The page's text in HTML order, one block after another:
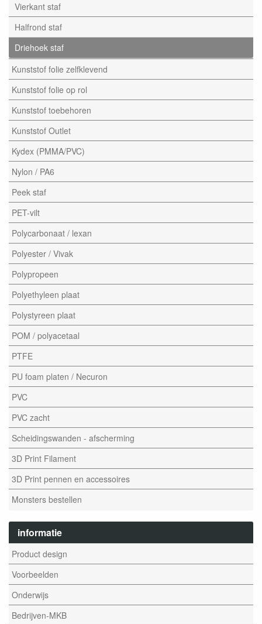
Vierkant staf
Halfrond staf
Driehoek staf
Kunststof folie zelfklevend
Kunststof folie op rol
Kunststof toebehoren
Kunststof Outlet
Kydex (PMMA/PVC)
Nylon / PA6
Peek staf
PET-vilt
Polycarbonaat / lexan
Polyester / Vivak
Polypropeen
Polyethyleen plaat
Polystyreen plaat
POM / polyacetaal
PTFE
PU foam platen / Necuron
PVC
PVC zacht
Scheidingswanden - afscherming
3D Print Filament
3D Print pennen en accessoires
Monsters bestellen
informatie
Product design
Voorbeelden
Onderwijs
Bedrijven-MKB